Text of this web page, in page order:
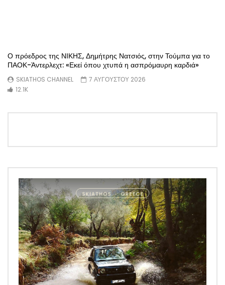
Ο πρόεδρος της ΝΙΚΗΣ, Δημήτρης Νατσιός, στην Τούμπα για το
ΠΑΟΚ-Άντερλεχτ: «Εκεί όπου χτυπά η ασπρόμαυρη καρδιά»
SKIATHOS CHANNEL
7 ΑΥΓΟΥΣΤΟΥ 2026
12.1K